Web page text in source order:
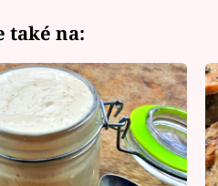
také na: